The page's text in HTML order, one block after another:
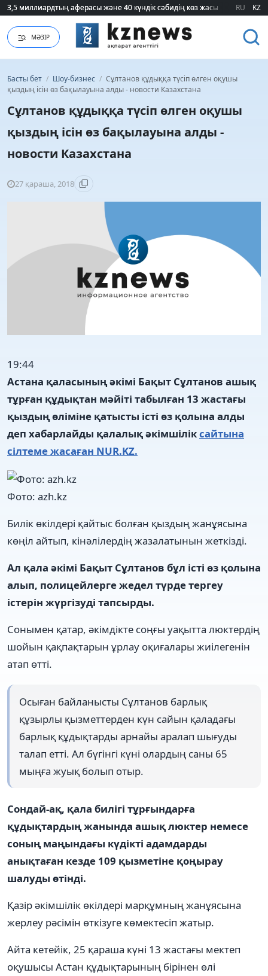
3,5 миллиардтың аферасы және 40 күндік сәбидің көз жасы:
3,5 миллиардтың аферасы және 40 күндік сәбидің көз жасы: RU KZ
МӘЗІР
Басты бет / Шоу-бизнес / Сұлтанов құдыққа түсіп өлген оқушы
қыздың ісін өз бақылауына алды - новости Казахстана
Сұлтанов құдыққа түсіп өлген оқушы
қыздың ісін өз бақылауына алды -
новости Казахстана
27 қараша, 2018
19:44
Астана қаласының әкімі Бақыт Сұлтанов ашық
тұрған құдықтан мәйіті табылған 13 жастағы
қыздың өліміне қатысты істі өз қолына алды
деп хабарлайды қалалық әкімшіліксайтына
сілтеме жасаған NUR.KZ.
Фото: azh.kz
Билік өкілдері қайтыс болған қыздың жанұясына
көңіл айтып, кінәлілердің жазалатынын жеткізді.
Ал қала әкімі Бақыт Сұлтанов бұл істі өз қолына
алып, полицейлерге жедел түрде тергеу
істерін жүргізуді тапсырды.
Сонымен қатар, әкімдікте соңғы уақытта люктердің
шойын қақпақтарын ұрлау оқиғалары жиілегенін
атап өтті.
Осыған байланысты Сұлтанов барлық
құзырлы қызметтерден күн сайын қаладағы
барлық құдықтарды арнайы аралап шығуды
талап етті. Ал бүгінгі күні олардың саны 65
мыңға жуық болып отыр.
Сондай-ақ, қала билігі тұрғындарға
құдықтардың жанында ашық люктер немесе
соның маңындағы күдікті адамдарды
анықтаған кезде 109 қызметіне қоңырау
шалуды өтінді.
Қазір әкімшілік өкілдері марқұмның жанұясына
жерлеу рәсімін өткізуге көмектесіп жатыр.
Айта кетейік, 25 қараша күні 13 жастағы мектеп
оқушысы Астан құдықтарының бірінен өлі